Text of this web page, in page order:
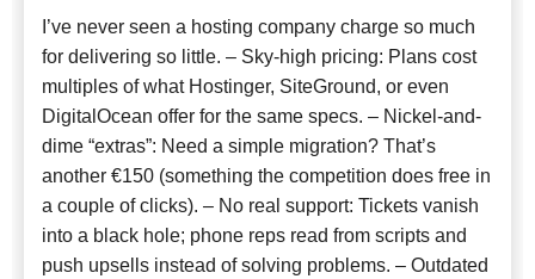
I’ve never seen a hosting company charge so much
for delivering so little. – Sky-high pricing: Plans cost
multiples of what Hostinger, SiteGround, or even
DigitalOcean offer for the same specs. – Nickel-and-
dime “extras”: Need a simple migration? That’s
another €150 (something the competition does free in
a couple of clicks). – No real support: Tickets vanish
into a black hole; phone reps read from scripts and
push upsells instead of solving problems. – Outdated